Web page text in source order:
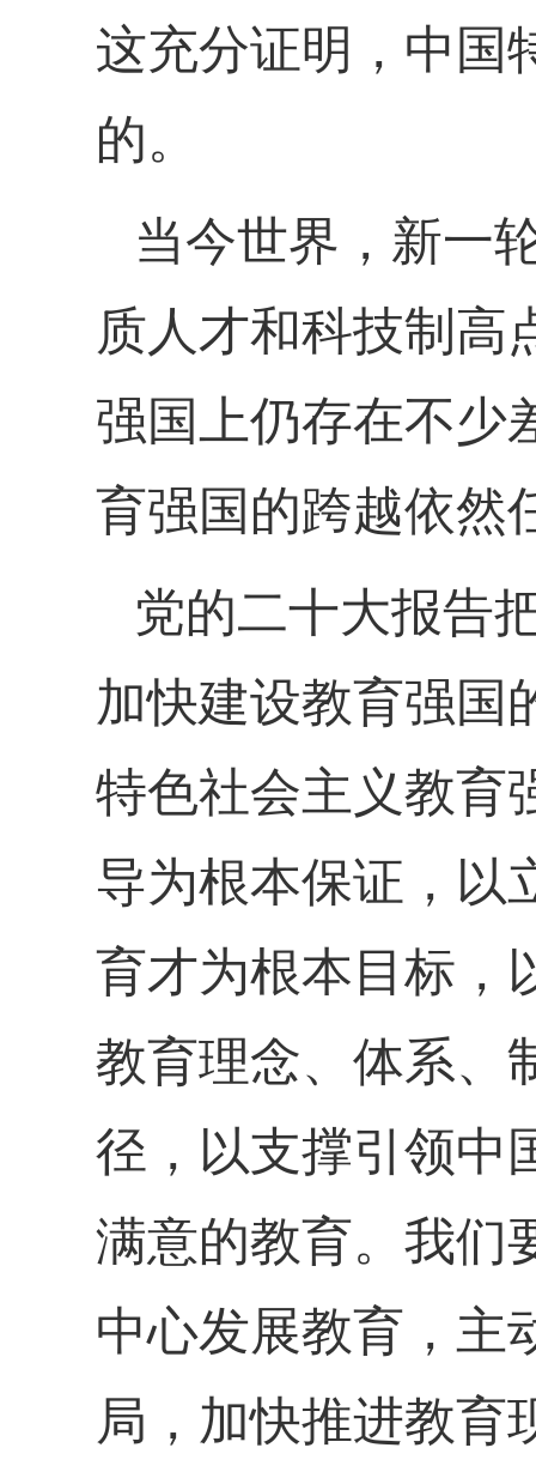
这充分证明，中国
的。
当今世界，新一
质人才和科技制高
强国上仍存在不少
育强国的跨越依然
党的二十大报告
加快建设教育强国
特色社会主义教育
导为根本保证，以
育才为根本目标，
教育理念、体系、
径，以支撑引领中
满意的教育。我们
中心发展教育，主
局，加快推进教育